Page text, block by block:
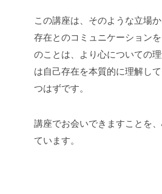
この講座は、そのような立場
存在とのコミュニケーション
のことは、より心についての
は自己存在を本質的に理解し
つはずです。
講座でお会いできますことを
ています。